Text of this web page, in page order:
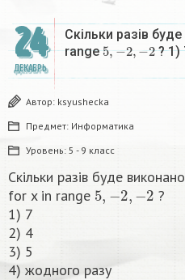
24
ДЕКАБРЬ
Скільки разів
range5, −2,−2 ? 1)
Автор: ksyushecka
Предмет: Информатика
Уровень: 5 - 9 класс
Скільки разів буде
for x in range 5,−2,−2
?
1) 7
2) 4
3) 5
4) жодного разу​